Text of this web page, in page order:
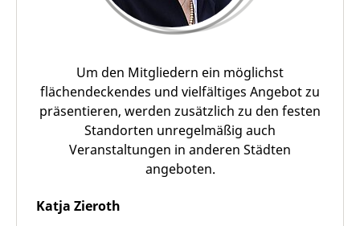
Um den Mitgliedern ein möglichst
flächendeckendes und vielfältiges Angebot zu
präsentieren, werden zusätzlich zu den festen
Standorten unregelmäßig auch
Veranstaltungen in anderen Städten
angeboten.
Katja Zieroth